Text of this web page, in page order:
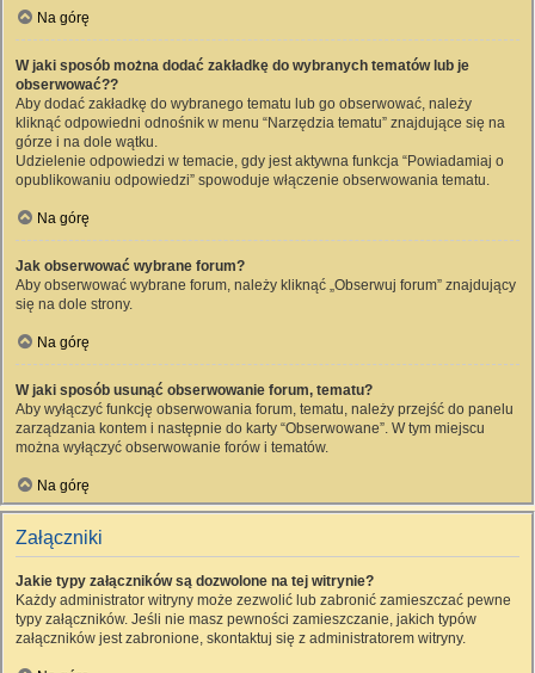
Na górę
W jaki sposób można dodać zakładkę do wybranych tematów lub je
obserwować??
Aby dodać zakładkę do wybranego tematu lub go obserwować, należy
kliknąć odpowiedni odnośnik w menu “Narzędzia tematu” znajdujące się na
górze i na dole wątku.
Udzielenie odpowiedzi w temacie, gdy jest aktywna funkcja “Powiadamiaj o
opublikowaniu odpowiedzi” spowoduje włączenie obserwowania tematu.
Na górę
Jak obserwować wybrane forum?
Aby obserwować wybrane forum, należy kliknąć „Obserwuj forum” znajdujący
się na dole strony.
Na górę
W jaki sposób usunąć obserwowanie forum, tematu?
Aby wyłączyć funkcję obserwowania forum, tematu, należy przejść do panelu
zarządzania kontem i następnie do karty “Obserwowane”. W tym miejscu
można wyłączyć obserwowanie forów i tematów.
Na górę
Załączniki
Jakie typy załączników są dozwolone na tej witrynie?
Każdy administrator witryny może zezwolić lub zabronić zamieszczać pewne
typy załączników. Jeśli nie masz pewności zamieszczanie, jakich typów
załączników jest zabronione, skontaktuj się z administratorem witryny.